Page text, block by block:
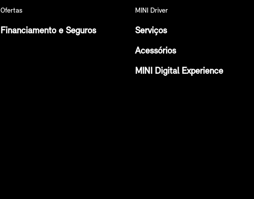
Ofertas
Financiamento e Seguros
MINI Driver
Serviços
Acessórios
MINI Digital Experience